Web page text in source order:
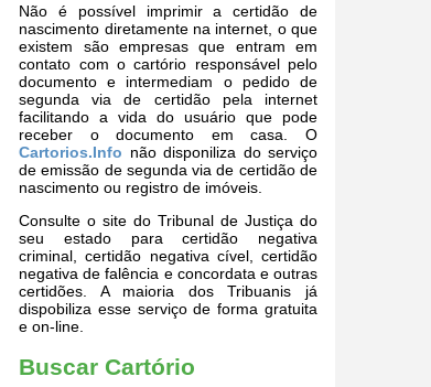
Não é possível imprimir a certidão de
nascimento diretamente na internet, o que
existem são empresas que entram em
contato com o cartório responsável pelo
documento e intermediam o pedido de
segunda via de certidão pela internet
facilitando a vida do usuário que pode
receber o documento em casa. O
Cartorios.Info não disponiliza do serviço
de emissão de segunda via de certidão de
nascimento ou registro de imóveis.
Consulte o site do Tribunal de Justiça do
seu estado para certidão negativa
criminal, certidão negativa cível, certidão
negativa de falência e concordata e outras
certidões. A maioria dos Tribuanis já
dispobiliza esse serviço de forma gratuita
e on-line.
Buscar Cartório